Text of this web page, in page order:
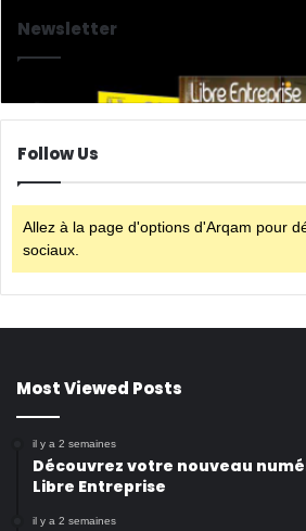
Newsletter
Follow Us
Allez à la page d'options d'Arqam pour
sociaux.
Most Viewed Posts
il y a 2 semaines
Découvrez votre nouveau
Libre Entreprise
il y a 2 semaines